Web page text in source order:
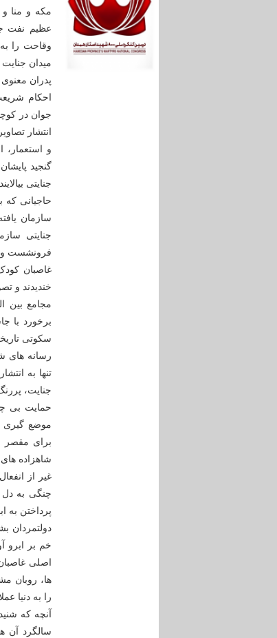
مکه و منا و
عظیم نفت
وقاحت را
میدان جنایت
پدران
احکام
جوان در
انتشار
و
گنجید
جنایتی بیالایند.
حاجیانی که
سازمان
جنایتی
فرونشست و
غاصبان
خندیدند و
مجامع بین
برخورد با
سکوتی
رسانه های
تنها به
جنایت،
حمایت بی
موضع گیری
برای مقصر
شاهزاده
غیر از
چنگی به دل
پرداختن به
دولتمردان
خم بر ابرو
اصلی
ها، روبان
را به دنیا
آنچه که
سالگرد آن